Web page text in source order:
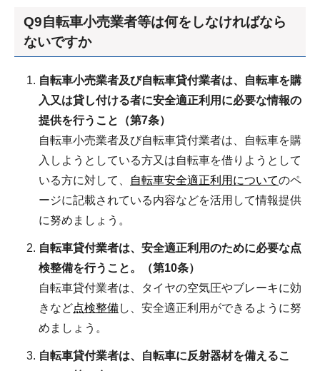
Q9自転車小売業者等は何をしなければなら
ないですか
自転車小売業者及び自転車貸付業者は、自転車を購
入又は貸し付ける者に安全適正利用に必要な情報の
提供を行うこと（第7条）
自転車小売業者及び自転車貸付業者は、自転車を購
入しようとしている方又は自転車を借りようとして
いる方に対して、
自転車安全適正利用についてのペ
ージに記載されている内容などを活用して情報提供
に努めましょう。
自転車貸付業者は、安全適正利用のために必要な点
検整備を行うこと。（第10条）
自転車貸付業者は、タイヤの空気圧やブレーキに効
きなど点検整備し、安全適正利用ができるように努
めましょう。
自転車貸付業者は、自転車に反射器材を備えるこ